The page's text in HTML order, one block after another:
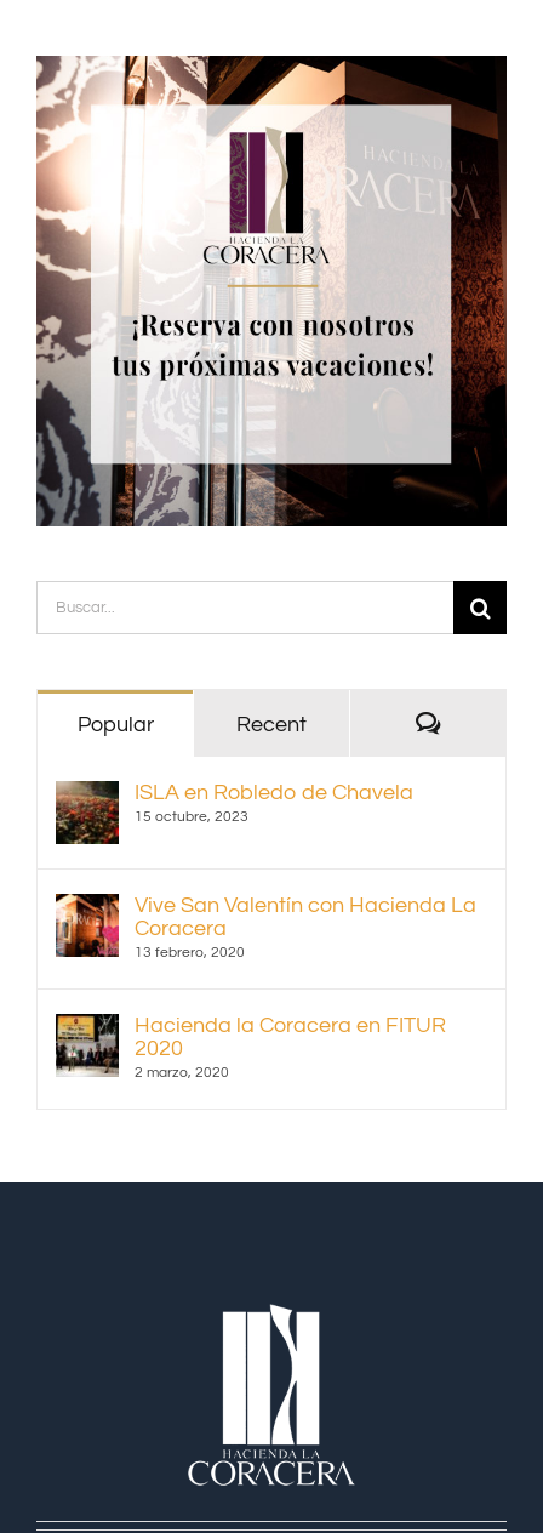
Buscar:
Popular Recent
ISLA en Robledo de Chavela
15 octubre, 2023
Vive San Valentín con Hacienda La
Coracera
13 febrero, 2020
Hacienda la Coracera en FITUR
2020
2 marzo, 2020